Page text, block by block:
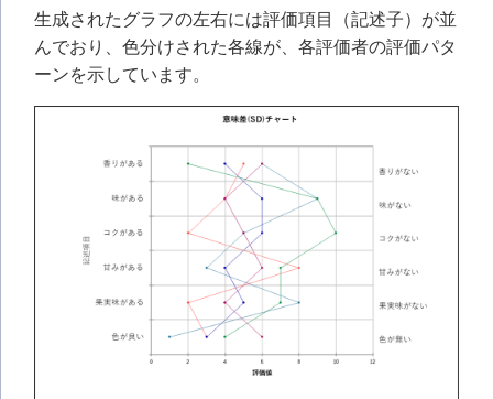
生成されたグラフの左右には評価項目（記述子）が並
んでおり、色分けされた各線が、各評価者の評価パタ
ーンを示しています。